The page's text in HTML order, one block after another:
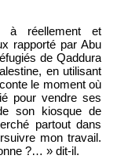
à réellement et
rapporté par Abu
de Qaddura
en utilisant
le moment où
pour vendre ses
son kiosque de
partout dans
mon travail.
?… » dit-il.